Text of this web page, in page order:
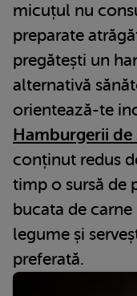
micuțul nu
preparate
pregătești un
alternativă
orientează-te
Hamburgerii de
conținut redus
timp o sursă de
bucata de
legume și
preferată.